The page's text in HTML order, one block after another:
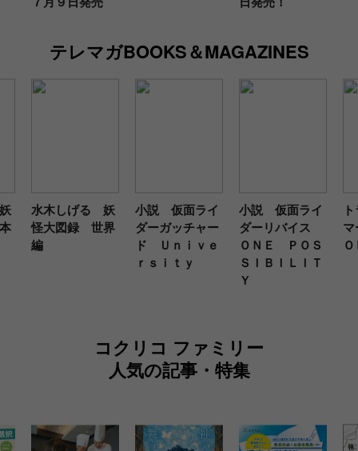
テレマガBOOKS＆MAGAZINES
水木しげる 妖
怪大図録 世界
編
小説 仮面ライ
ダーガッチャー
ド Ｕｎｉｖｅ
ｒｓｉｔｙ
小説 仮面ライ
ダーリバイス
ＯＮＥ ＰＯＳ
ＳＩＢＩＬＩＴ
Ｙ
コクリコ ファミリー
人気の記事・特集